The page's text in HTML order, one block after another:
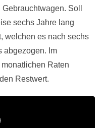
Soll
sechs Jahre lang
welchen es nach sechs
abgezogen. Im
Raten
Restwert.